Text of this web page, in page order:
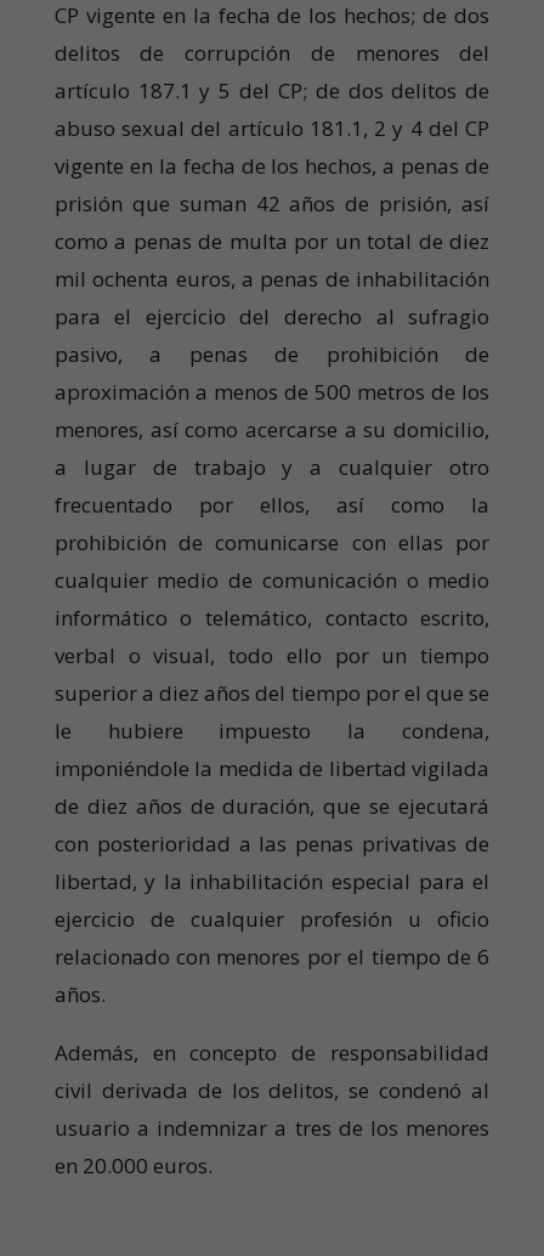
CP vigente en la fecha de los hechos; de dos
delitos de corrupción de menores del
artículo 187.1 y 5 del CP; de dos delitos de
abuso sexual del artículo 181.1, 2 y 4 del CP
vigente en la fecha de los hechos, a penas de
prisión que suman 42 años de prisión, así
como a penas de multa por un total de diez
mil ochenta euros, a penas de inhabilitación
para el ejercicio del derecho al sufragio
pasivo, a penas de prohibición de
aproximación a menos de 500 metros de los
menores, así como acercarse a su domicilio,
a lugar de trabajo y a cualquier otro
frecuentado por ellos, así como la
prohibición de comunicarse con ellas por
cualquier medio de comunicación o medio
informático o telemático, contacto escrito,
verbal o visual, todo ello por un tiempo
superior a diez años del tiempo por el que se
le hubiere impuesto la condena,
imponiéndole la medida de libertad vigilada
de diez años de duración, que se ejecutará
con posterioridad a las penas privativas de
libertad, y la inhabilitación especial para el
ejercicio de cualquier profesión u oficio
relacionado con menores por el tiempo de 6
años.
Además, en concepto de responsabilidad
civil derivada de los delitos, se condenó al
usuario a indemnizar a tres de los menores
en 20.000 euros.